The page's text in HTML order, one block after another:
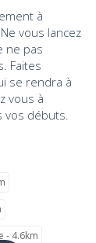
à
vous lancez
ne pas
Faites
se rendra à
vous à
vos débuts.
- 4.6km